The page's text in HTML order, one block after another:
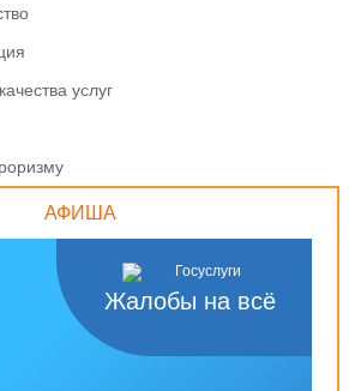
услуг
АФИША
Жалобы на всё